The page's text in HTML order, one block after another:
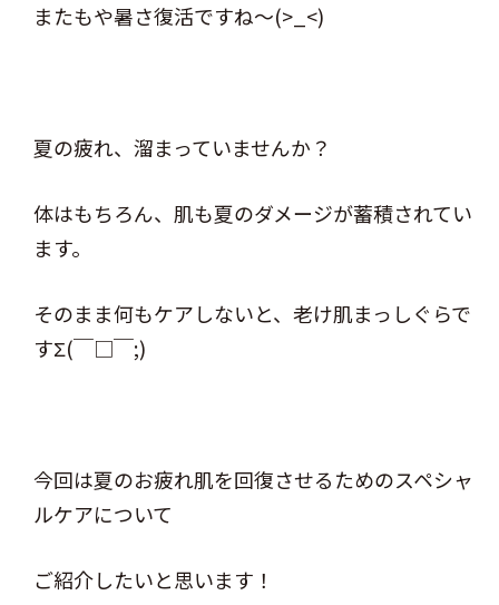
またもや暑さ復活ですね～(>_<)
夏の疲れ、溜まっていませんか？
体はもちろん、肌も夏のダメージが蓄積されてい
ます。
そのまま何もケアしないと、老け肌まっしぐらで
すΣ(￣□￣;)
今回は夏のお疲れ肌を回復させるためのスペシャ
ルケアについて
ご紹介したいと思います！